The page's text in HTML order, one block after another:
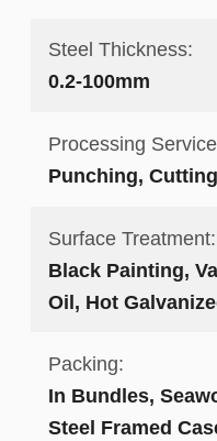
Steel Thickness:
0.2-100mm
Processing
Punching,
Surface Treatment:
Black Painting,
Oil, Hot
Packing:
In Bundles,
Steel Framed